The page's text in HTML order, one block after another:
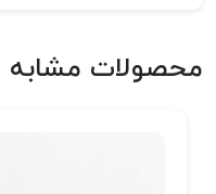
محصولات مشابه